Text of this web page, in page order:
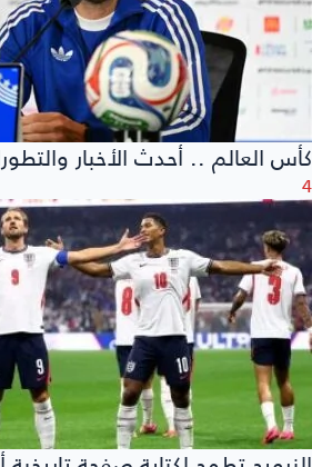
كأس العالم .. أحدث الأخبار
4